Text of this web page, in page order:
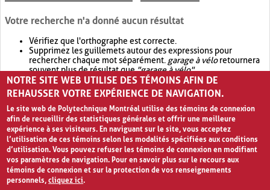
Votre recherche n'a donné aucun résultat
Vérifiez que l'orthographe est correcte.
Supprimez les guillemets autour des expressions pour
rechercher chaque mot séparément. garage à véloretournera
souvent plus de résultat que"garage à vélo".
Envisagez d'élargir votre recherche avec OR.garage OR vélo
retournera souvent plus de résultat quegarage à vélo
NOTRE SITE WEB UTILISE DES TÉMOINS AFIN DE
REHAUSSER VOTRE EXPÉRIENCE DE NAVIGATION.
Le site web de Polytechnique Montréal utilise des témoins de connexion
afin de recueillir des statistiques générales et offrir une meilleure
expérience à ses visiteurs. En naviguant sur le site, vous acceptez
l’utilisation de ces témoins selon les modalités spécifiées aux conditions
d’utilisation. Vous pouvez refuser les témoins de connexion en modifiant
vos paramètres de navigation. Pour en savoir plus sur le recours aux
témoins de connexion et sur la protection de vos renseignements
personnels,cliquez ici.